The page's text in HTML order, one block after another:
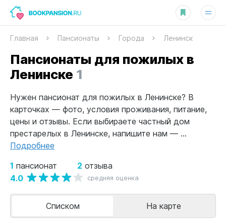
Главная Пансионаты Города Ленинск
Пансионаты для пожилых в
Ленинске 1
Нужен пансионат для пожилых в Ленинске? В
карточках — фото, условия проживания, питание,
цены и отзывы. Если выбираете частный дом
престарелых в Ленинске, напишите нам — ...
Подробнее
1 пансионат 2 отзыва
4.0 средняя оценка
Списком На карте